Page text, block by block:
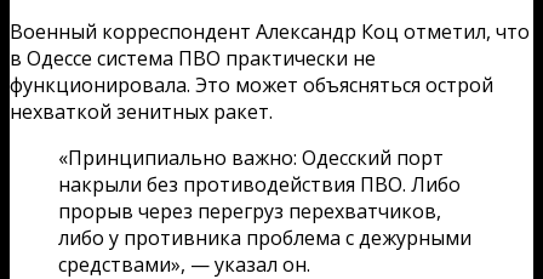
Военный корреспондент Александр Коц отметил, что
в Одессе система ПВО практически не
функционировала. Это может объясняться острой
нехваткой зенитных ракет.
«Принципиально важно: Одесский порт
накрыли без противодействия ПВО. Либо
прорыв через перегруз перехватчиков,
либо у противника проблема с дежурными
средствами», — указал он.